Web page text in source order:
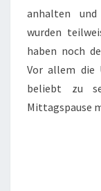
anhalten und
wurden
haben noch
Vor allem die
beliebt zu
Mittagspause